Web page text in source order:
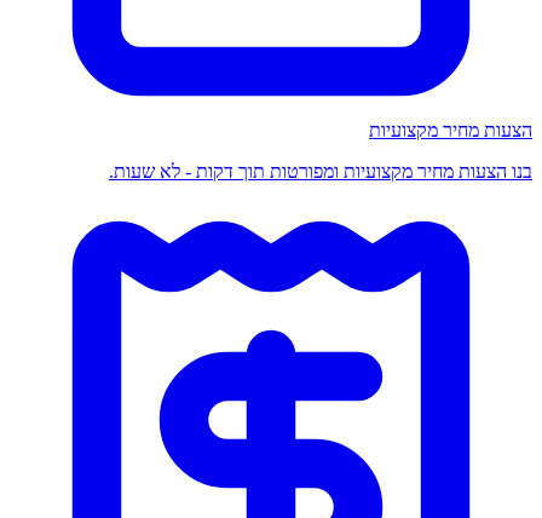
הצעות מחיר מקצועיות
בנו הצעות מחיר מקצועיות ומפורטות תוך דקות - לא שעות.